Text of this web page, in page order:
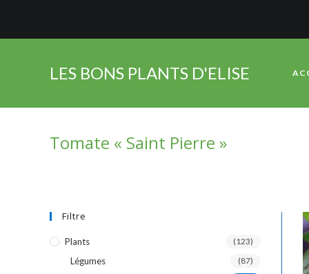
content
LES BONS PLANTS D'ELISE
Tomate « Saint Pierre »
Filtre
Plants (123)
Légumes (87)